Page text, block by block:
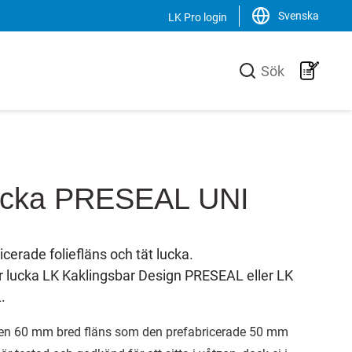
LK Pro login Svenska
av
Sverige samt har en ökande
Svenska
Sök
PRESEAL UNI
foliefläns och tät lucka.
LK Kaklingsbar Design PRESEAL eller LK
60 mm bred fläns som den prefabricerade 50 mm